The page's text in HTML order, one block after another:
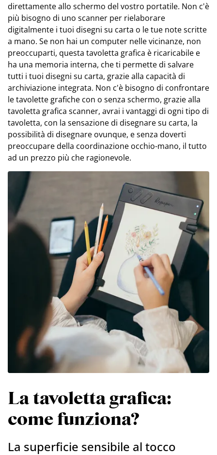
direttamente allo schermo del vostro portatile. Non c'è
più bisogno di uno scanner per rielaborare
digitalmente i tuoi disegni su carta o le tue note scritte
a mano. Se non hai un computer nelle vicinanze, non
preoccuparti, questa tavoletta grafica è ricaricabile e
ha una memoria interna, che ti permette di salvare
tutti i tuoi disegni su carta, grazie alla capacità di
archiviazione integrata. Non c'è bisogno di confrontare
le tavolette grafiche con o senza schermo, grazie alla
tavoletta grafica scanner, avrai i vantaggi di ogni tipo di
tavoletta, con la sensazione di disegnare su carta, la
possibilità di disegnare ovunque, e senza doverti
preoccupare della coordinazione occhio-mano, il tutto
ad un prezzo più che ragionevole.
La tavoletta grafica:
come funziona?
La superficie sensibile al tocco